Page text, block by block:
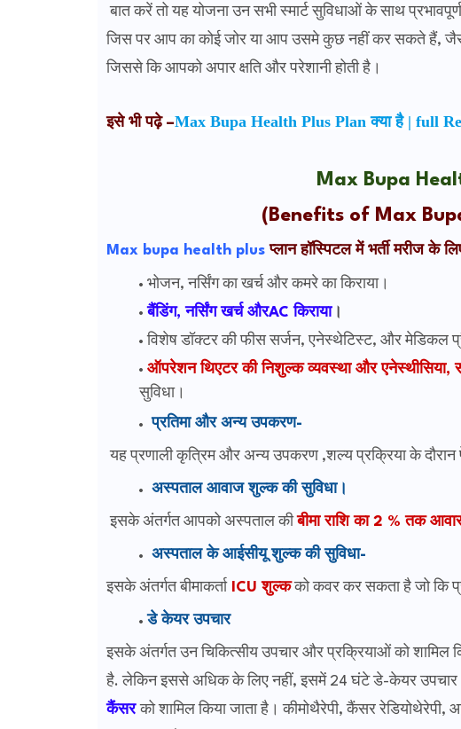
बात करें तो यह योजना उन सभी स्मार्ट सुविधाओं के साथ
जिस पर आप का कोई जोर या आप उसमे कुछ नहीं कर सकते हैं,
जिससे कि आपको अपार क्षति और परेशानी होती है।
इसे भी पढ़े –Max Bupa Health Plus Plan क्या है | full
Max Bupa
(Benefits of Max
Max bupa health plusप्लान हॉस्पिटल में भर्ती मरीज के
भोजन, नर्सिंग का खर्च और कमरे का किराया।
बैंडिंग,नर्सिंगखर्च औरAC किराया।
विशेष डॉक्टर की फीस सर्जन, एनेस्थेटिस्ट, और मेडिकल
ऑपरेशन थिएटर की निशुल्क व्यवस्था और
सुविधा।
प्रतिमा और अन्य उपकरण-
यह प्रणाली कृत्रिम और अन्य उपकरण ,शल्य प्रक्रिया के
अस्पताल आवाज शुल्क की सुविधा।
इसके अंतर्गत आपको अस्पताल कीबीमा राशि का 2 % तक
अस्पताल के आईसीयू शुल्क की सुविधा-
इसके अंतर्गत बीमाकर्ताICU शुल्कको कवर कर सकता है जो कि
डे केयर उपचार
इसके अंतर्गत उन चिकित्सीय उपचार और प्रक्रियाओं को शामिल
है. लेकिन इससे अधिक के लिए नहीं, इसमें 24 घंटे डे-केयर
कैंसरको शामिल किया जाता है।कीमोथैरेपी, कैंसर रेडियोथेरेपी,